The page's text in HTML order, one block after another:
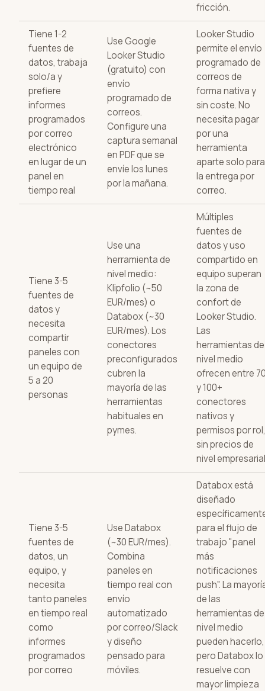
fricción.
Tiene 1-2
fuentes de
datos, trabaja
solo/a y
prefiere
informes
programados
por correo
electrónico
en lugar de un
panel en
tiempo real
Use Google
Looker Studio
(gratuito) con
envío
programado de
correos.
Configure una
captura semanal
en PDF que se
envíe los lunes
por la mañana.
Looker Studio
permite el envío
programado de
correos de
forma nativa y
sin coste. No
necesita pagar
por una
herramienta
aparte solo para
la entrega por
correo.
Tiene 3-5
fuentes de
datos y
necesita
compartir
paneles con
un equipo de
5 a 20
personas
Use una
herramienta de
nivel medio:
Klipfolio (~50
EUR/mes) o
Databox (~30
EUR/mes). Los
conectores
preconfigurados
cubren la
mayoría de las
herramientas
habituales en
pymes.
Múltiples
fuentes de
datos y uso
compartido en
equipo superan
la zona de
confort de
Looker Studio.
Las
herramientas de
nivel medio
ofrecen entre
y 100+
conectores
nativos y
permisos por rol,
sin precios de
nivel
Tiene 3-5
fuentes de
datos, un
equipo, y
necesita
tanto paneles
en tiempo real
como
informes
programados
por correo
Use Databox
(~30 EUR/mes).
Combina
paneles en
tiempo real con
envío
automatizado
por correo/Slack
y diseño
pensado para
móviles.
Databox está
diseñado
para el flujo de
trabajo "panel
más
notificaciones
push". La
de las
herramientas de
nivel medio
pueden hacerlo,
pero Databox lo
resuelve con
mayor limpieza